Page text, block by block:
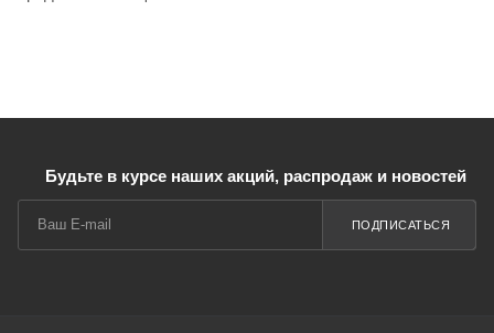
Будьте в курсе наших акций, распродаж и новостей
ПОДПИСАТЬСЯ